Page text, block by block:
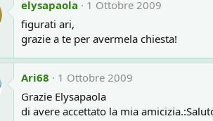
elysapaola
1 Ottobre 2009
figurati ari,
grazie a te per avermela chiesta!
Ari68
1 Ottobre 2009
Grazie Elysapaola
di avere accettato la mia